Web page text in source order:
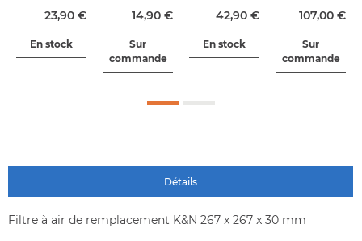
air 300 ml
23,90 €
En stock
14,90 €
Sur
commande
air
42,90 €
En stock
complet
diamètre 70
mm
107,00 €
Sur
commande
Détails
Filtre à air de remplacement K&N 267 x 267 x 30 mm